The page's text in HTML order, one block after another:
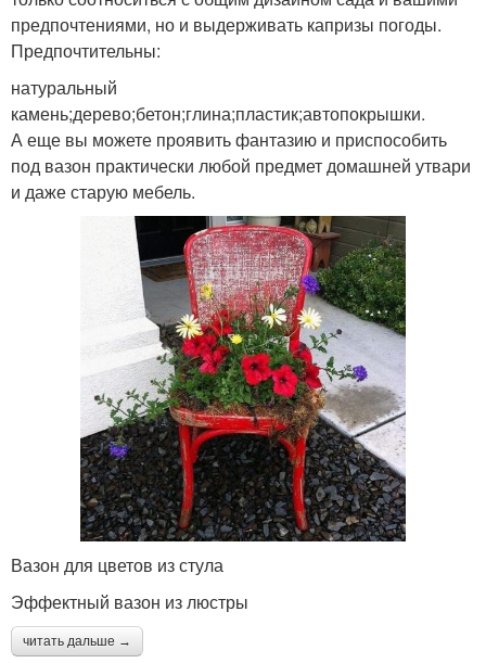
предпочтениями, но и выдерживать капризы погоды.
Предпочтительны:
натуральный
камень;дерево;бетон;глина;пластик;автопокрышки.
А еще вы можете проявить фантазию и приспособить
под вазон практически любой предмет домашней утвари
и даже старую мебель.
Вазон для цветов из стула
Эффектный вазон из люстры
читать дальше →